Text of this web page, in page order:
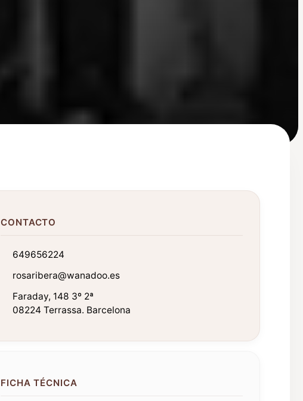
CONTACTO
649656224
rosaribera@wanadoo.es
Faraday, 148 3º 2ª
08224 Terrassa. Barcelona
FICHA TÉCNICA